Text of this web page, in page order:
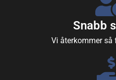
Snabb
Vi återkommer